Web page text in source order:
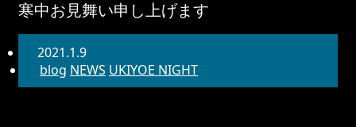
寒中お見舞い申し上げます
2021.1.9
blog NEWS UKIYOE NIGHT